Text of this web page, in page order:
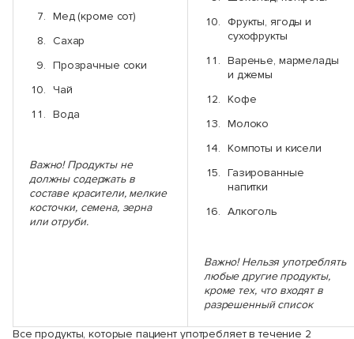
Мед (кроме сот)
Сахар
Прозрачные соки
Чай
Вода
Важно! Продукты не
должны содержать в
составе красители, мелкие
косточки, семена, зерна
или отруби.
Фрукты, ягоды и
сухофрукты
Варенье, мармелады
и джемы
Кофе
Молоко
Компоты и кисели
Газированные
напитки
Алкоголь
Важно! Нельзя употреблять
любые другие продукты,
кроме тех, что входят в
разрешенный список
Все продукты, которые пациент употребляет в течение 2